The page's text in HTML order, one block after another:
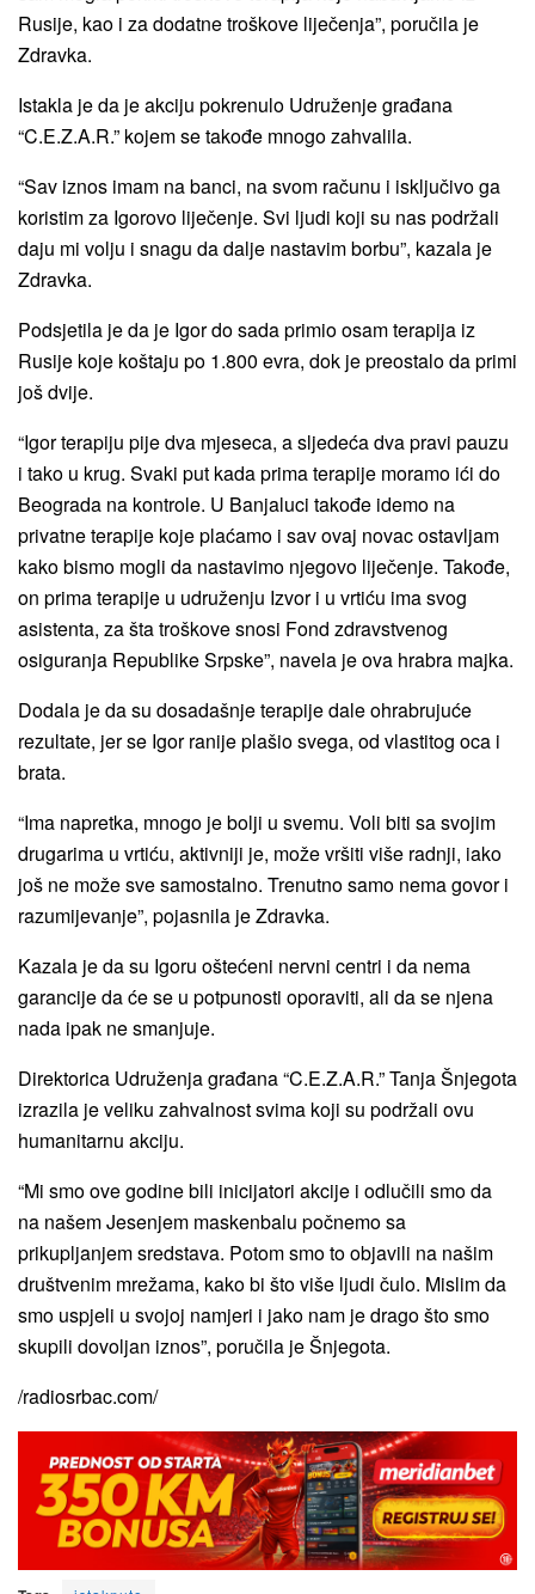
Rusije, kao i za dodatne troškove liječenja”, poručila je
Zdravka.
Istakla je da je akciju pokrenulo Udruženje građana
“C.E.Z.A.R.” kojem se takođe mnogo zahvalila.
“Sav iznos imam na banci, na svom računu i isključivo ga
koristim za Igorovo liječenje. Svi ljudi koji su nas podržali
daju mi volju i snagu da dalje nastavim borbu”, kazala je
Zdravka.
Podsjetila je da je Igor do sada primio osam terapija iz
Rusije koje koštaju po 1.800 evra, dok je preostalo da primi
još dvije.
“Igor terapiju pije dva mjeseca, a sljedeća dva pravi pauzu
i tako u krug. Svaki put kada prima terapije moramo ići do
Beograda na kontrole. U Banjaluci takođe idemo na
privatne terapije koje plaćamo i sav ovaj novac ostavljam
kako bismo mogli da nastavimo njegovo liječenje. Takođe,
on prima terapije u udruženju Izvor i u vrtiću ima svog
asistenta, za šta troškove snosi Fond zdravstvenog
osiguranja Republike Srpske”, navela je ova hrabra majka.
Dodala je da su dosadašnje terapije dale ohrabrujuće
rezultate, jer se Igor ranije plašio svega, od vlastitog oca i
brata.
“Ima napretka, mnogo je bolji u svemu. Voli biti sa svojim
drugarima u vrtiću, aktivniji je, može vršiti više radnji, iako
još ne može sve samostalno. Trenutno samo nema govor i
razumijevanje”, pojasnila je Zdravka.
Kazala je da su Igoru oštećeni nervni centri i da nema
garancije da će se u potpunosti oporaviti, ali da se njena
nada ipak ne smanjuje.
Direktorica Udruženja građana “C.E.Z.A.R.” Tanja Šnjegota
izrazila je veliku zahvalnost svima koji su podržali ovu
humanitarnu akciju.
“Mi smo ove godine bili inicijatori akcije i odlučili smo da
na našem Jesenjem maskenbalu počnemo sa
prikupljanjem sredstava. Potom smo to objavili na našim
društvenim mrežama, kako bi što više ljudi čulo. Mislim da
smo uspjeli u svojoj namjeri i jako nam je drago što smo
skupili dovoljan iznos”, poručila je Šnjegota.
/radiosrbac.com/